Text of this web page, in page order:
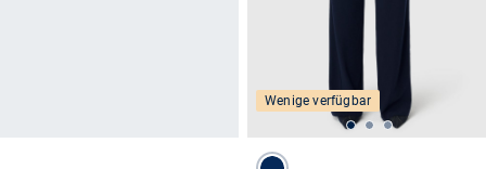
Wenige verfügbar